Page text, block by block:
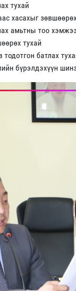
тухай
хасахыг
амьтны тоо
тухай
батлах
бүрэлдэхүүн